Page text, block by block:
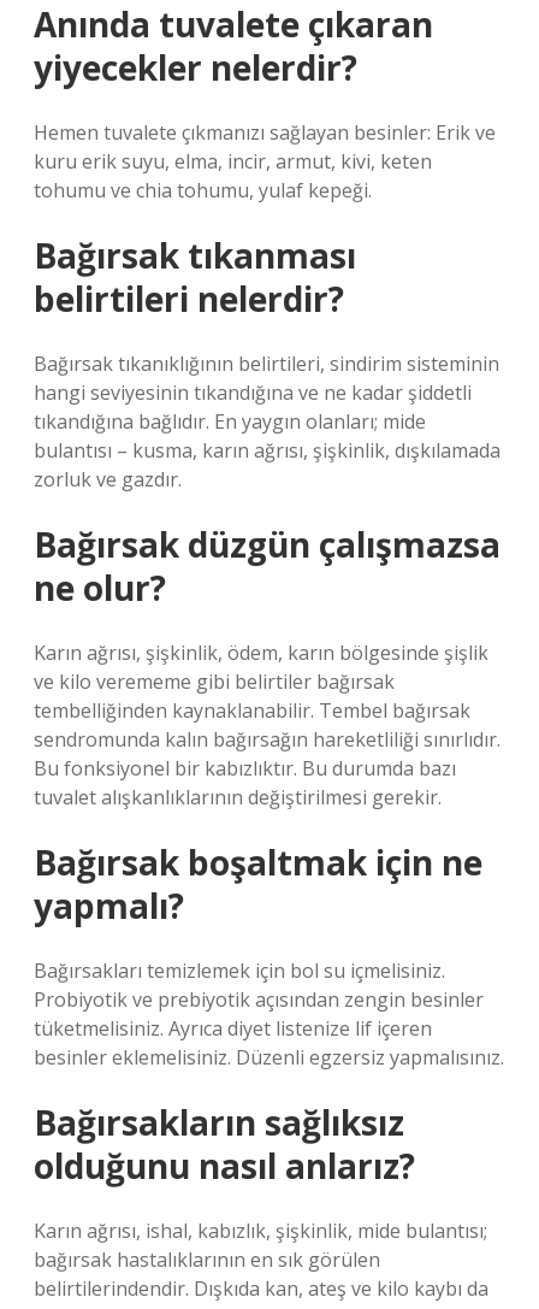
Anında tuvalete çıkaran
yiyecekler nelerdir?
Hemen tuvalete çıkmanızı sağlayan besinler: Erik ve
kuru erik suyu, elma, incir, armut, kivi, keten
tohumu ve chia tohumu, yulaf kepeği.
Bağırsak tıkanması
belirtileri nelerdir?
Bağırsak tıkanıklığının belirtileri, sindirim sisteminin
hangi seviyesinin tıkandığına ve ne kadar şiddetli
tıkandığına bağlıdır. En yaygın olanları; mide
bulantısı – kusma, karın ağrısı, şişkinlik, dışkılamada
zorluk ve gazdır.
Bağırsak düzgün çalışmazsa
ne olur?
Karın ağrısı, şişkinlik, ödem, karın bölgesinde şişlik
ve kilo verememe gibi belirtiler bağırsak
tembelliğinden kaynaklanabilir. Tembel bağırsak
sendromunda kalın bağırsağın hareketliliği sınırlıdır.
Bu fonksiyonel bir kabızlıktır. Bu durumda bazı
tuvalet alışkanlıklarının değiştirilmesi gerekir.
Bağırsak boşaltmak için ne
yapmalı?
Bağırsakları temizlemek için bol su içmelisiniz.
Probiyotik ve prebiyotik açısından zengin besinler
tüketmelisiniz. Ayrıca diyet listenize lif içeren
besinler eklemelisiniz. Düzenli egzersiz yapmalısınız.
Bağırsakların sağlıksız
olduğunu nasıl anlarız?
Karın ağrısı, ishal, kabızlık, şişkinlik, mide bulantısı;
bağırsak hastalıklarının en sık görülen
belirtilerindendir. Dışkıda kan, ateş ve kilo kaybı da